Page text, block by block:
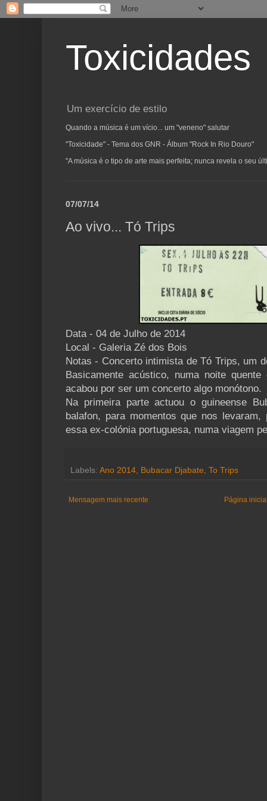
Toxicidades
Um exercício de estilo
Quando a música é um vício... um "veneno" salutar
"Toxicidade" - Tema dos GNR - Álbum "Rock In Rio Douro"
"A música é o tipo de arte mais perfeita; nunca revela o seu
07/07/14
Ao vivo... Tó Trips
Data - 04 de Julho de 2014
Local - Galeria Zé dos Bois
Notas - Concerto intimista de Tó Trips, um
Basicamente acústico, numa noite
acabou por ser um concerto algo monótono.
Na primeira parte actuou o guineense
balafon, para momentos que nos
essa ex-colónia portuguesa, numa viagem
Labels: Ano 2014, Bubacar Djabate, To Trips
Mensagem mais recente Página